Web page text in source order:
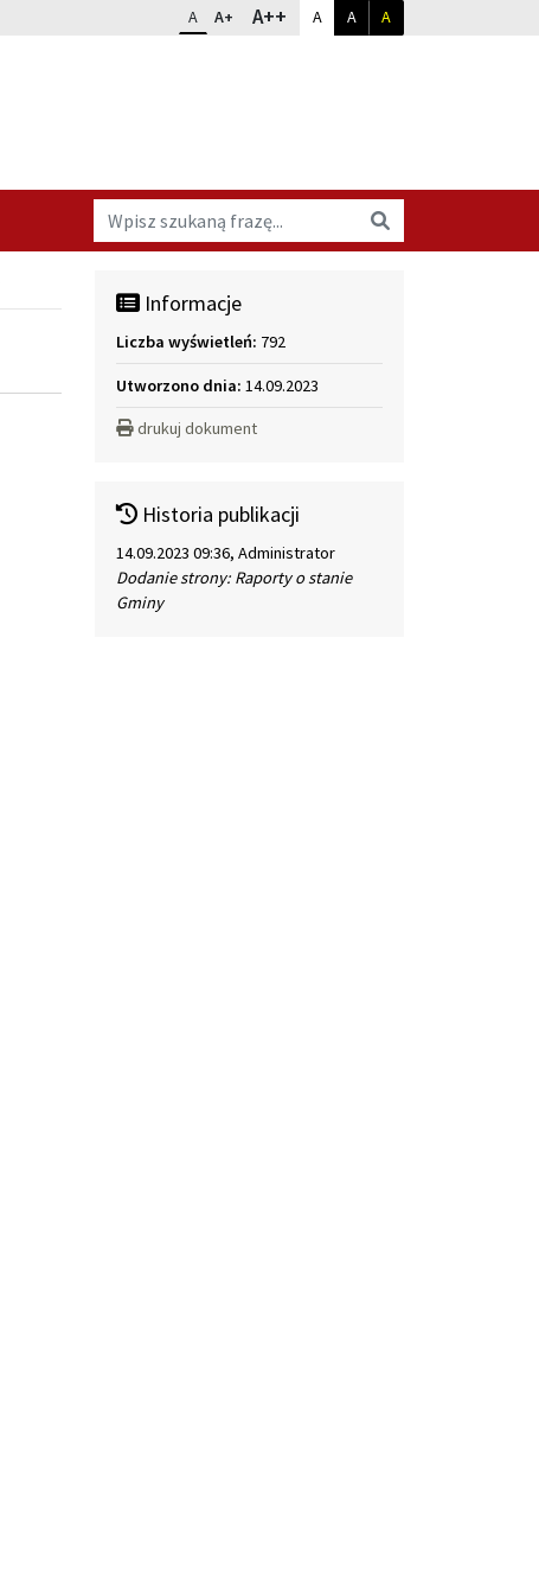
Zmień rozmiar czcionki
A rozmiar standardowy
A+ rozmiar powiększony
A++rozmiar największy
Dopasuj kontrast
A kontrast standardowy
A kontrast biały na czarnym
A
Wyszukaj na stronie
Informacje
Liczba wyświetleń: 792
Utworzono dnia: 14.09.2023
drukuj dokument
Historia publikacji
14.09.2023 09:36, Administrator
Dodanie strony: Raporty o stanie
Gminy